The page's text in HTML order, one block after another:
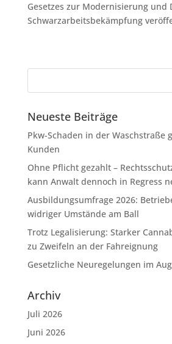
Gesetzes zur Modernisierung und
Schwarzarbeitsbekämpfung
Neueste Beiträge
Pkw-Schaden in der Waschstraße
Kunden
Ohne Pflicht gezahlt –
kann Anwalt dennoch in Regress
Ausbildungsumfrage 2026:
widriger Umstände am Ball
Trotz Legalisierung: Starker
zu Zweifeln an der Fahreignung
Gesetzliche Neuregelungen im
Archiv
Juli 2026
Juni 2026